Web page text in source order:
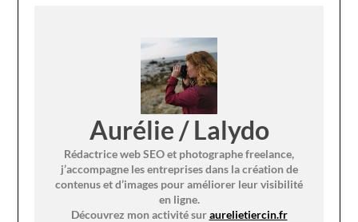
Aurélie / Lalydo
Rédactrice web SEO et photographe freelance,
j’accompagne les entreprises dans la création de
contenus et d’images pour améliorer leur visibilité
en ligne.
Découvrez mon activité suraurelietiercin.fr